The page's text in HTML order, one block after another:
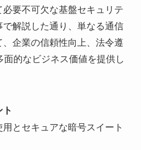
要不可欠な基盤セキュリテ
で解説した通り、単なる通信
企業の信頼性向上、法令遵
的なビジネス価値を提供し
とセキュアな暗号スイート